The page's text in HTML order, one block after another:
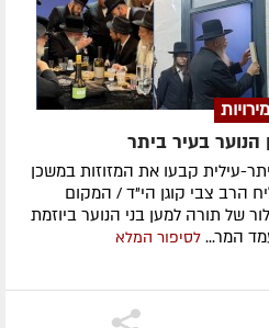
בעיר ביתר
עילית קבעו את המזוזות במשכן
הרב צבי קוגן הי"ד / המקום
של תורה למען בני הנוער ביוזמת
המר... לסיפור המלא